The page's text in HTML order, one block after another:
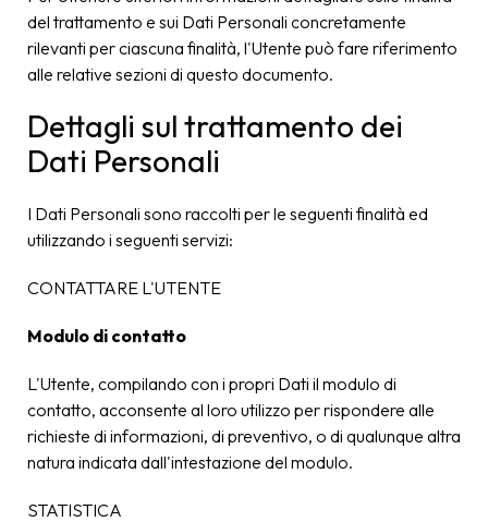
del trattamento e sui Dati Personali concretamente
rilevanti per ciascuna finalità, l'Utente può fare riferimento
alle relative sezioni di questo documento.
Dettagli sul trattamento dei
Dati Personali
I Dati Personali sono raccolti per le seguenti finalità ed
utilizzando i seguenti servizi:
CONTATTARE L'UTENTE
Modulo di contatto
L'Utente, compilando con i propri Dati il modulo di
contatto, acconsente al loro utilizzo per rispondere alle
richieste di informazioni, di preventivo, o di qualunque altra
natura indicata dall'intestazione del modulo.
STATISTICA